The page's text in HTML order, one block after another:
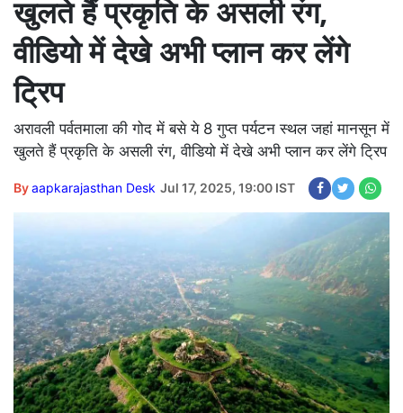
खुलते हैं प्रकृति के असली रंग,
वीडियो में देखे अभी प्लान कर लेंगे
ट्रिप
अरावली पर्वतमाला की गोद में बसे ये 8 गुप्त पर्यटन स्थल जहां मानसून में
खुलते हैं प्रकृति के असली रंग, वीडियो में देखे अभी प्लान कर लेंगे ट्रिप
Byaapkarajasthan Desk Jul 17, 2025, 19:00 IST